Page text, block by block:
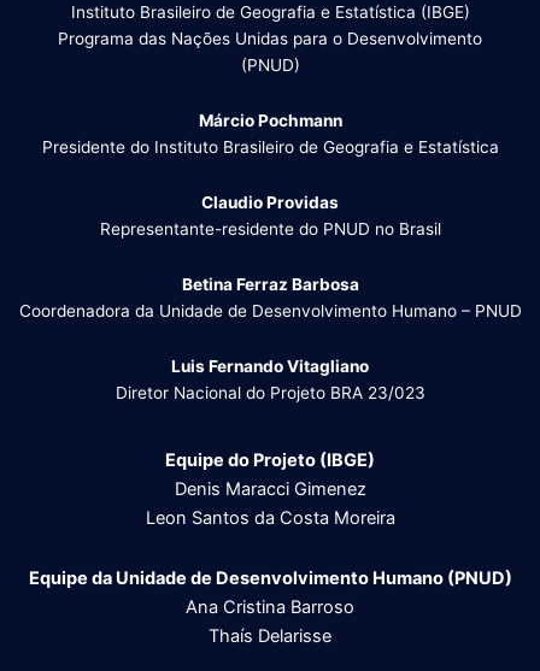
Instituto Brasileiro de Geografia e Estatística (IBGE)
Programa das Nações Unidas para o Desenvolvimento
(PNUD)
Márcio Pochmann
Presidente do Instituto Brasileiro de Geografia e Estatística
Claudio Providas
Representante-residente do PNUD no Brasil
Betina Ferraz Barbosa
Coordenadora da Unidade de Desenvolvimento Humano – PNUD
Luis Fernando Vitagliano
Diretor Nacional do Projeto BRA 23/023
Equipe do Projeto (IBGE)
Denis Maracci Gimenez
Leon Santos da Costa Moreira
Equipe da Unidade de Desenvolvimento Humano (PNUD)
Ana Cristina Barroso
Thaís Delarisse